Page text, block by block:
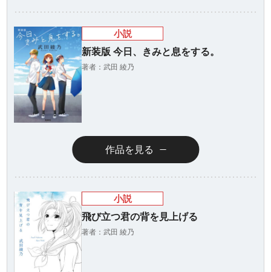
小説
新装版 今日、きみと息をする。
著者：武田 綾乃
作品を見る
小説
飛び立つ君の背を見上げる
著者：武田 綾乃